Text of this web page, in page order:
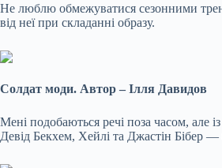
Не люблю обмежуватися сезонними
від неї при складанні образу.
Солдат моди. Автор – Ілля Давидов
Мені подобаються речі поза часом, але
Девід Бекхем, Хейлі та Джастін Бібер